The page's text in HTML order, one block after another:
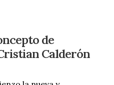
de
Calderón